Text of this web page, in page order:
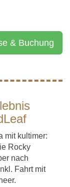
& Buchung
mit kultimer:
Rocky
nach
Fahrt mit